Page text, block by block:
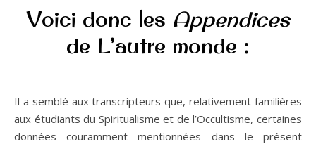
Voici donc les Appendices
de L’autre monde :
Il a semblé aux transcripteurs que, relativement familières
aux étudiants du Spiritualisme et de l’Occultisme, certaines
données couramment mentionnées dans le présent